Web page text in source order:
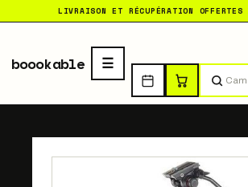
LIVRAISON ET RÉCUPÉRATION OFFERTES
boookable